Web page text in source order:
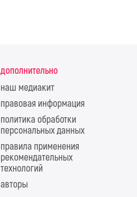
дополнительно
наш медиакит
правовая информация
политика обработки
персональных данных
правила применения
рекомендательных
технологий
авторы